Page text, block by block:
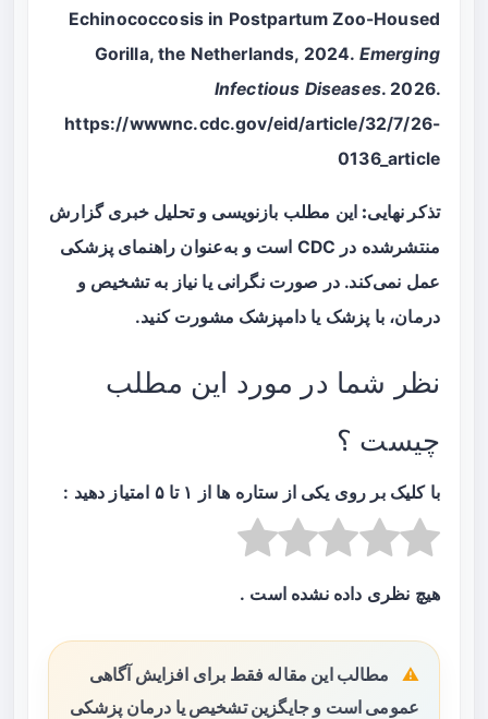
Echinococcosis in Postpartum Zoo-Housed
Gorilla, the Netherlands, 2024. Emerging
Infectious Diseases. 2026.
https://wwwnc.cdc.gov/eid/article/32/7/26-
0136_article
تذکر نهایی: این مطلب بازنویسی و تحلیل خبری گزارش
منتشرشده در CDC است و به‌عنوان راهنمای پزشکی
عمل نمی‌کند. در صورت نگرانی یا نیاز به تشخیص و
درمان، با پزشک یا دامپزشک مشورت کنید.
نظر شما در مورد این مطلب
چیست ؟
با کلیک بر روی یکی از ستاره ها از ۱ تا ۵ امتیاز دهید :
هیچ نظری داده نشده است .
مطالب این مقاله فقط برای افزایش آگاهی
عمومی است و جایگزین تشخیص یا درمان پزشکی